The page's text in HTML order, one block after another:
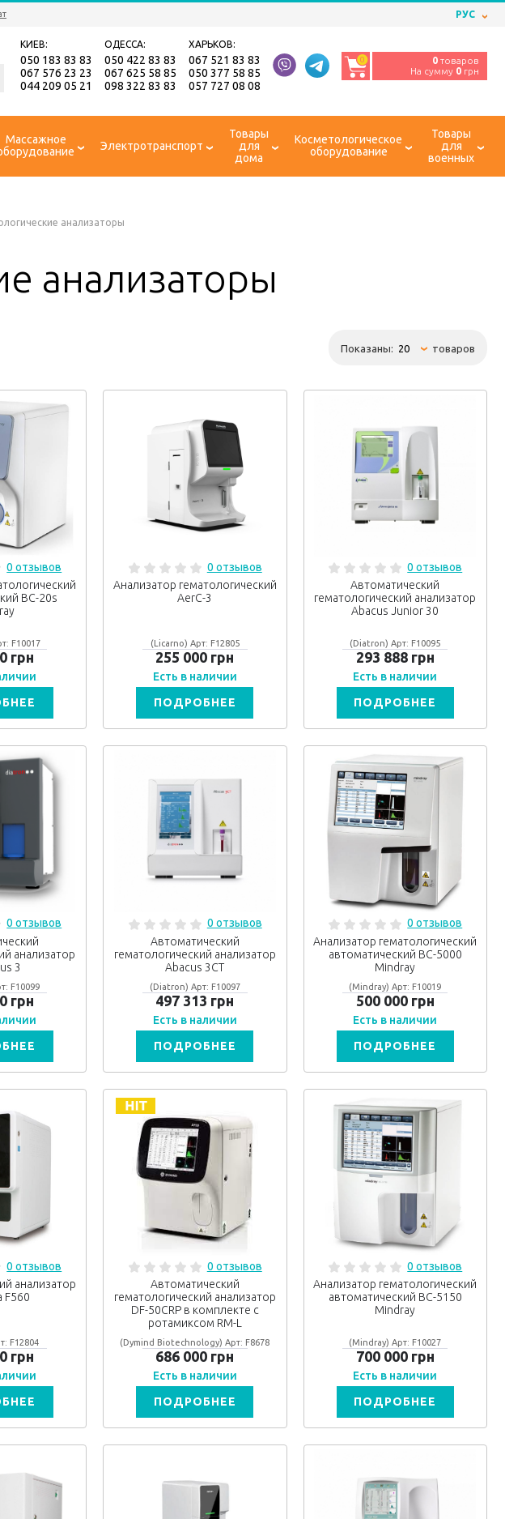
РУС
КИЕВ:
050 183 83 83
067 576 23 23
044 209 05 21
ОДЕССА:
050 422 83 83
067 625 58 85
098 322 83 83
ХАРЬКОВ:
067 521 83 83
050 377 58 85
057 727 08 08
0 0 товаров
На сумму 0 грн
Массажное
Электротранспорт
Товары
для
дома
Косметологическое
оборудование
Товары
для
военных
анализаторы
анализаторы
Показаны: товаров
0 отзывов
BC-20s
F10017
грн
0 отзывов
Анализатор гематологический
AerC-3
(Licarno) Арт: F12805
255 000 грн
Есть в наличии
ПОДРОБНЕЕ
0 отзывов
Автоматический
гематологический анализатор
Abacus Junior 30
(Diatron) Арт: F10095
293 888 грн
Есть в наличии
ПОДРОБНЕЕ
0 отзывов
анализатор
3
F10099
грн
0 отзывов
Автоматический
гематологический анализатор
Abacus 3CT
(Diatron) Арт: F10097
497 313 грн
Есть в наличии
ПОДРОБНЕЕ
0 отзывов
Анализатор гематологический
автоматический BC-5000
Mindray
(Mindray) Арт: F10019
500 000 грн
Есть в наличии
ПОДРОБНЕЕ
0 отзывов
анализатор
F560
F12804
грн
0 отзывов
Автоматический
гематологический анализатор
DF-50CRP в комплекте с
ротамиксом RM-L
(Dymind Biotechnology) Арт: F8678
686 000 грн
Есть в наличии
ПОДРОБНЕЕ
0 отзывов
Анализатор гематологический
автоматический BC-5150
Mindray
(Mindray) Арт: F10027
700 000 грн
Есть в наличии
ПОДРОБНЕЕ